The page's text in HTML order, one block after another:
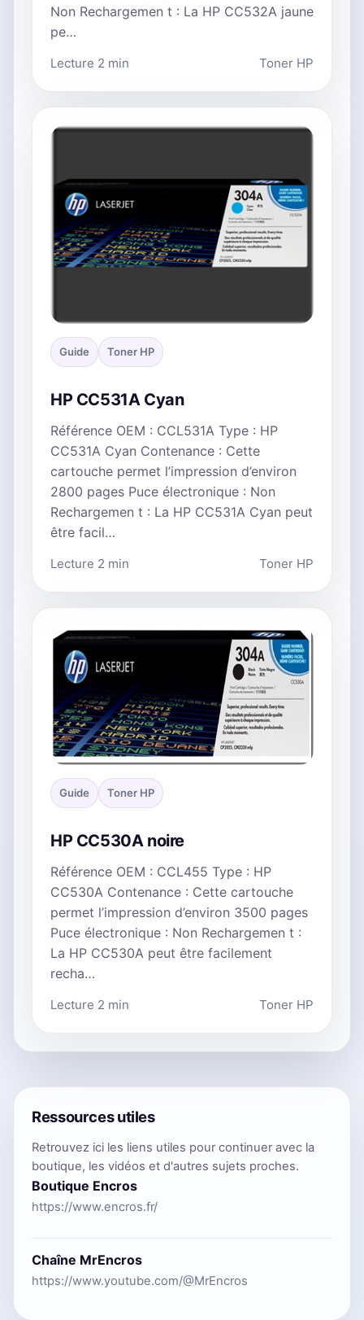
Non Rechargemen t : La HP CC532A jaune
pe…
Lecture 2 min Toner HP
Guide Toner HP
HP CC531A Cyan
Référence OEM : CCL531A Type : HP
CC531A Cyan Contenance : Cette
cartouche permet l’impression d’environ
2800 pages Puce électronique : Non
Rechargemen t : La HP CC531A Cyan peut
être facil…
Lecture 2 min Toner HP
Guide Toner HP
HP CC530A noire
Référence OEM : CCL455 Type : HP
CC530A Contenance : Cette cartouche
permet l’impression d’environ 3500 pages
Puce électronique : Non Rechargemen t :
La HP CC530A peut être facilement
recha…
Lecture 2 min Toner HP
Ressources utiles
Retrouvez ici les liens utiles pour continuer avec la
boutique, les vidéos et d'autres sujets proches.
Boutique Encros
https://www.encros.fr/
Chaîne MrEncros
https://www.youtube.com/@MrEncros